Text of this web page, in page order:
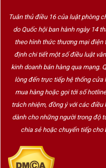
Màu sắc: Đỏ ruby
Hương thơm
: Hòa
mận, anh đào, dâu
vani, tiêu đen và
Vị rượu: Cấu trúc
hậu vị kéo dài với
Độ cân bằng
hài hòa
Tuân thủ điều 16 của luật phòng
do Quốc hội ban hành ngày 14
theo hình thức thương mại điện
định chi tiết một số điều luật
kinh doanh bán hàng qua mạng.
lòng đến trực tiếp hệ thống cửa
mua hàng hoặc gọi tới số
trách nhiệm, đồng ý với các điều
dành cho những người trong độ
chia sẻ hoặc chuyển tiếp cho